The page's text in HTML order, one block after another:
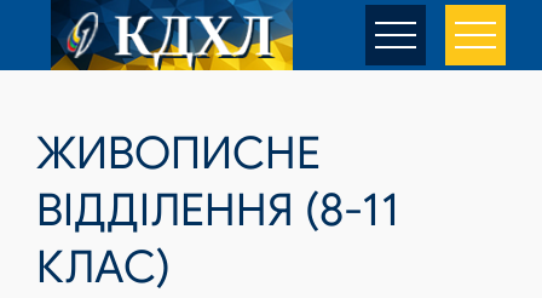
ЖИВОПИСНЕ
ВІДДІЛЕННЯ (8-11
КЛАС)